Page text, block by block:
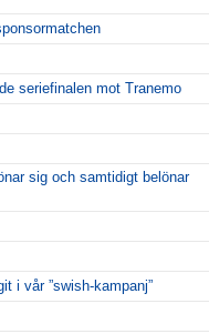
seriefinalen mot Tranemo
sig och samtidigt belönar
i vår ”swish-kampanj”